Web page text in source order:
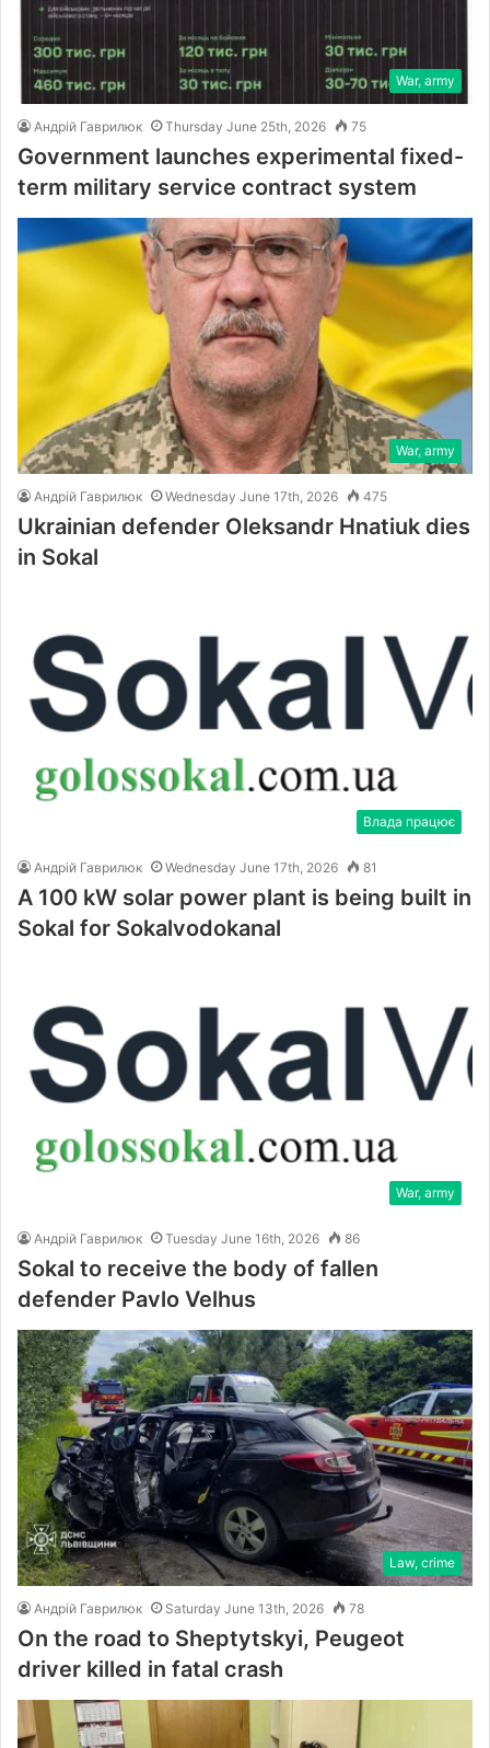
War, army
Андрій Гаврилюк Thursday June 25th, 2026 75
Government launches experimental fixed-
term military service contract system
War, army
Андрій Гаврилюк Wednesday June 17th, 2026 475
Ukrainian defender Oleksandr Hnatiuk dies
in Sokal
Влада працює
Андрій Гаврилюк Wednesday June 17th, 2026 81
A 100 kW solar power plant is being built in
Sokal for Sokalvodokanal
War, army
Андрій Гаврилюк Tuesday June 16th, 2026 86
Sokal to receive the body of fallen
defender Pavlo Velhus
Law, crime
Андрій Гаврилюк Saturday June 13th, 2026 78
On the road to Sheptytskyi, Peugeot
driver killed in fatal crash